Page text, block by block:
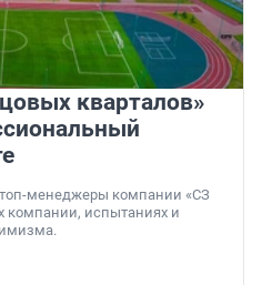
кварталов»
менеджеры компании «СЗ
компании, испытаниях и